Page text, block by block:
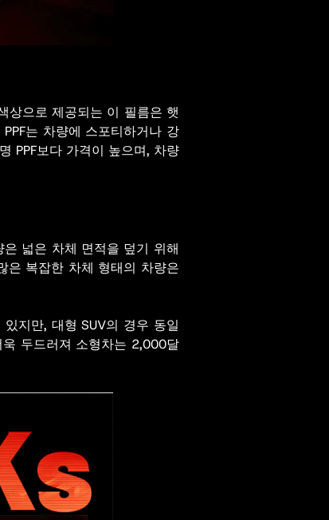
상으로 제공되는 이 필름은 햇
는 차량에 스포티하거나 강
PPF보다 가격이 높으며, 차량
넓은 차체 면적을 덮기 위해
은 복잡한 차체 형태의 차량은
지만, 대형 SUV의 경우 동일
두드러져 소형차는 2,000달